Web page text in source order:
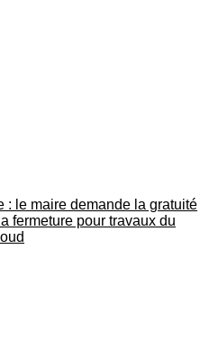
: le maire demande la gratuité
fermeture pour travaux du